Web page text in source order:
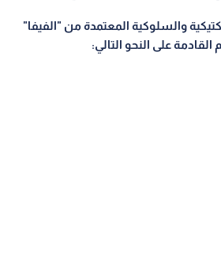
والسلوكية المعتمدة من "الفيفا"
على النحو التالي: